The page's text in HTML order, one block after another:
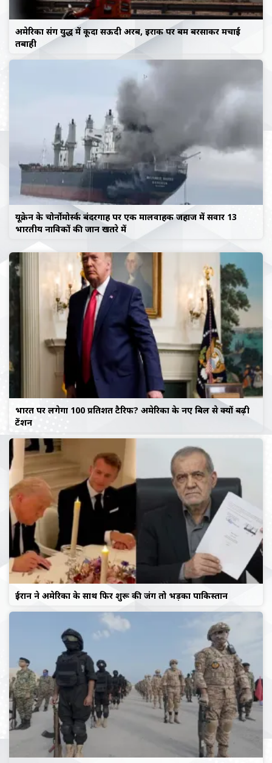
अमेरिका संग युद्ध में कूदा सऊदी अरब, इराक पर बम बरसाकर मचाई
तबाही
यूक्रेन के चोर्नोमोर्स्क बंदरगाह पर एक मालवाहक जहाज में सवार 13
भारतीय नाविकों की जान खतरे में
भारत पर लगेगा 100 प्रतिशत टैरिफ? अमेरिका के नए बिल से क्यों बढ़ी
टेंशन
ईरान ने अमेरिका के साथ फिर शुरू की जंग तो भड़का पाकिस्तान